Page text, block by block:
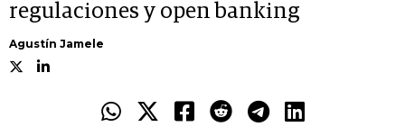
regulaciones y open banking
Agustín Jamele